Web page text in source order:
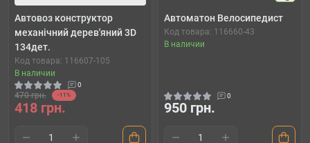
Автовоз конструктор
механічний дерев'яний 3D
134дет.
Код товара: 116607-105
В наличии
0
470 грн. -11%
418 грн.
Автоматон Велосипедист
Код товара: 116660-43
В наличии
0
950 грн.